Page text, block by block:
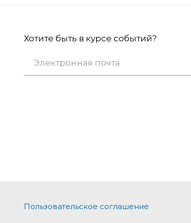
Хотите быть в курсе событий?
Пользовательское соглашение